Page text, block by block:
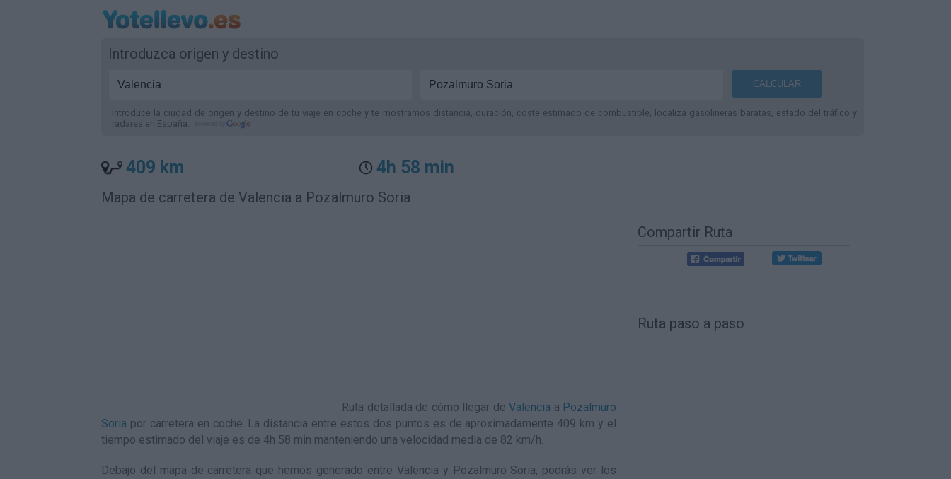
Introduzca origen y destino
Introduce la ciudad de origen y destino de tu viaje en coche y te mostramos distancia, duración, coste estimado de combustible, localiza gasolineras baratas, estado del tráfico y
radares en España.
409 km 4h 58 min
Mapa de carretera de Valencia a Pozalmuro Soria
Ruta detallada de cómo llegar deValencia a Pozalmuro
Soria por carretera en coche. La distancia entre estos dos puntos es de aproximadamente 409 km y el
tiempo estimado del viaje es de 4h 58 min manteniendo una velocidad media de 82 km/h.
Debajo del mapa de carretera que hemos generado entre Valencia y Pozalmuro Soria, podrás ver los
Compartir Ruta
Ruta paso a paso